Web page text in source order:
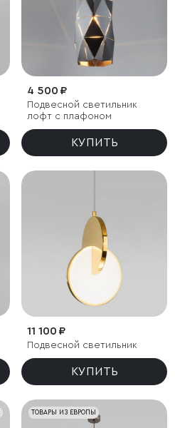
4 500 ₽
Подвесной светильник
лофт с плафоном
КУПИТЬ
11 100 ₽
Подвесной светильник
КУПИТЬ
ТОВАРЫ ИЗ ЕВРОПЫ